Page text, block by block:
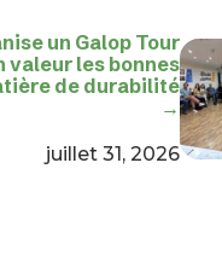
un Galop Tour
valeur les bonnes
de durabilité
→
juillet 31, 2026